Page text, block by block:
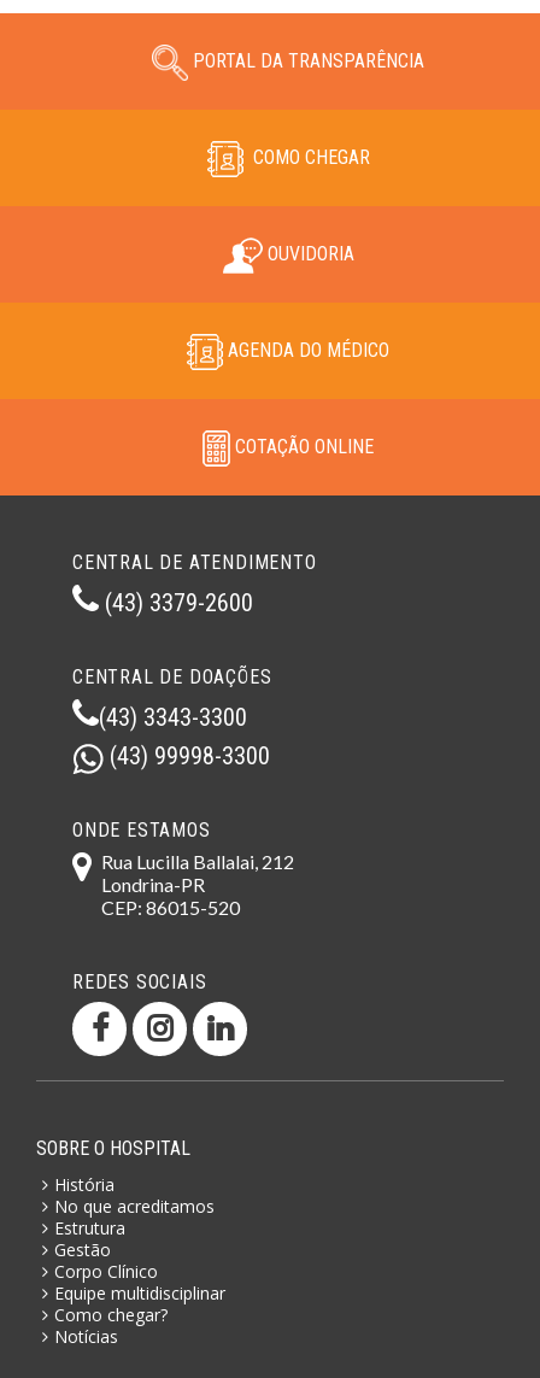
PORTAL DA TRANSPARÊNCIA
COMO CHEGAR
OUVIDORIA
AGENDA DO MÉDICO
COTAÇÃO ONLINE
CENTRAL DE ATENDIMENTO
(43) 3379-2600
CENTRAL DE DOAÇÕES
(43) 3343-3300
(43) 99998-3300
ONDE ESTAMOS
Rua Lucilla Ballalai, 212
Londrina-PR
CEP: 86015-520
REDES SOCIAIS
SOBRE O HOSPITAL
História
No que acreditamos
Estrutura
Gestão
Corpo Clínico
Equipe multidisciplinar
Como chegar?
Notícias